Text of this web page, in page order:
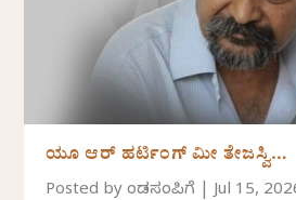
ಯೂ ಆರ್ ಹರ್ಟಿಂಗ್ ಮೀ ತೇಜಸ್ವಿ…
Posted byಕೆಂಡಸಂಪಿಗೆ |Jul 15,